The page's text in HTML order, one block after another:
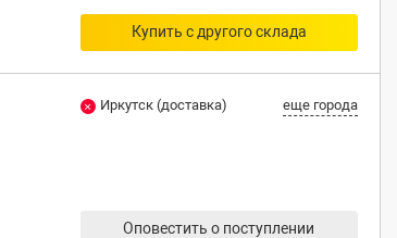
Купить с другого склада
Иркутск (доставка) еще города
Оповестить о поступлении